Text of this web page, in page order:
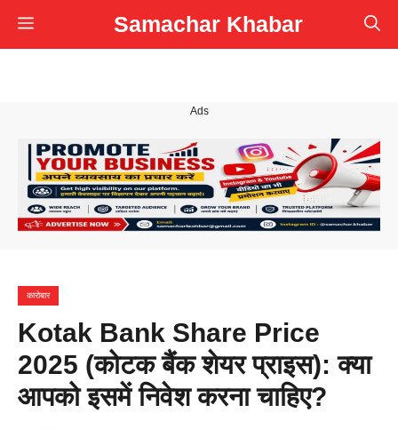
Skip
to
Samachar Khabar
Menu
Ads
कारोबार
Kotak Bank Share Price
2025 (कोटक बैंक शेयर प्राइस): क्या
आपको इसमें निवेश करना चाहिए?